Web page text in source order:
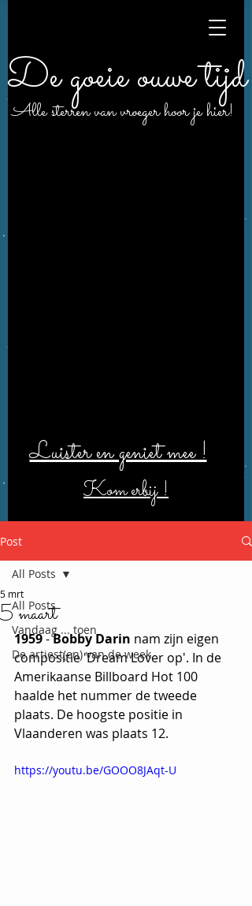
De goeie ouwe tijd
Alle sterren van vroeger hoor je hier!
Luister en geniet mee !
Kom erbij !
Post
All Posts
Vandaag ... toen
De artiest(en) van de week
All Posts
5 maart
5 mrt
1959 - Bobby Darin nam zijn eigen
compositie 'Dream Lover op'. In de
Amerikaanse Billboard Hot 100
haalde het nummer de tweede
plaats. De hoogste positie in
Vlaanderen was plaats 12.
https://youtu.be/GOOO8JAqt-U